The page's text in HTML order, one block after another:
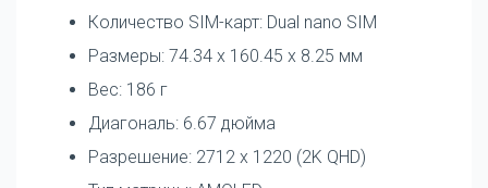
Количество SIM-карт: Dual nano SIM
Размеры: 74.34 x 160.45 x 8.25 мм
Вес: 186 г
Диагональ: 6.67 дюйма
Разрешение: 2712 x 1220 (2K QHD)